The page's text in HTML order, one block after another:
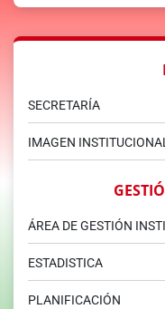
SECRETARÍA
IMAGEN
ÁREA DE GESTIÓN
ESTADISTICA
PLANIFICACIÓN